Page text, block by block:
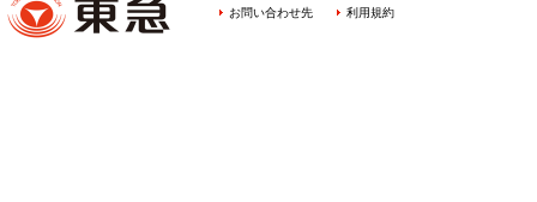
お問い合わせ先 利用規約